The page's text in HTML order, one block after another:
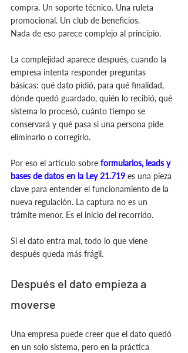
compra. Un soporte técnico. Una ruleta
promocional. Un club de beneficios.
Nada de eso parece complejo al principio.
La complejidad aparece después, cuando la
empresa intenta responder preguntas
básicas: qué dato pidió, para qué finalidad,
dónde quedó guardado, quién lo recibió, qué
sistema lo procesó, cuánto tiempo se
conservará y qué pasa si una persona pide
eliminarlo o corregirlo.
Por eso el artículo sobre formularios, leads y
bases de datos en la Ley 21.719 es una pieza
clave para entender el funcionamiento de la
nueva regulación. La captura no es un
trámite menor. Es el inicio del recorrido.
Si el dato entra mal, todo lo que viene
después queda más frágil.
Después el dato empieza a
moverse
Una empresa puede creer que el dato quedó
en un solo sistema, pero en la práctica